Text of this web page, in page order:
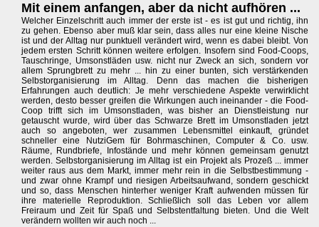
Mit einem anfangen, aber da nicht aufhören ...
Welcher Einzelschritt auch immer der erste ist - es ist gut und richtig, ihn
zu gehen. Ebenso aber muß klar sein, dass alles nur eine kleine Nische
ist und der Alltag nur punktuell verändert wird, wenn es dabei bleibt. Von
jedem ersten Schritt können weitere erfolgen. Insofern sind Food-Coops,
Tauschringe, Umsonstläden usw. nicht nur Zweck an sich, sondern vor
allem Sprungbrett zu mehr ... hin zu einer bunten, sich verstärkenden
Selbstorganisierung im Alltag. Denn das machen die bisherigen
Erfahrungen auch deutlich: Je mehr verschiedene Aspekte verwirklicht
werden, desto besser greifen die Wirkungen auch ineinander - die Food-
Coop trifft sich im Umsonstladen, was bisher an Dienstleistung nur
getauscht wurde, wird über das Schwarze Brett im Umsonstladen jetzt
auch so angeboten, wer zusammen Lebensmittel einkauft, gründet
schneller eine NutziGem für Bohrmaschinen, Computer & Co. usw.
Räume, Rundbriefe, Infostände und mehr können gemeinsam genutzt
werden. Selbstorganisierung im Alltag ist ein Projekt als Prozeß ... immer
weiter raus aus dem Markt, immer mehr rein in die Selbstbestimmung -
und zwar ohne Krampf und riesigen Arbeitsaufwand, sondern geschickt
und so, dass Menschen hinterher weniger Kraft aufwenden müssen für
ihre materielle Reproduktion. Schließlich soll das Leben vor allem
Freiraum und Zeit für Spaß und Selbstentfaltung bieten. Und die Welt
verändern wollten wir auch noch ...